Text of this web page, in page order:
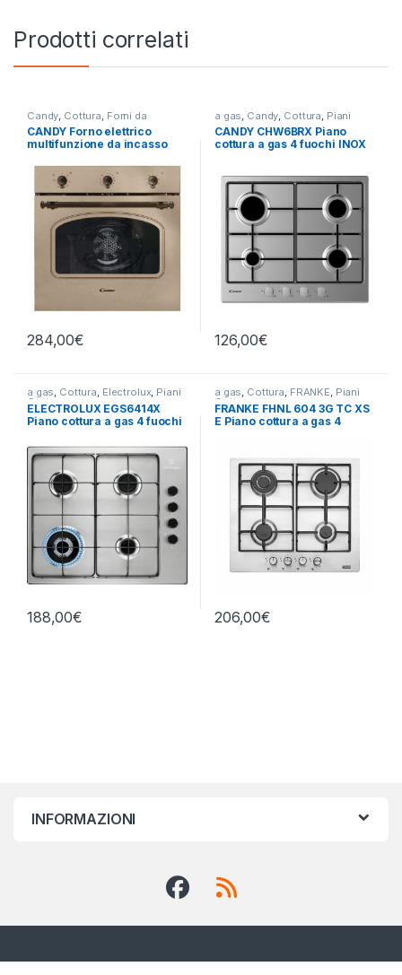
Prodotti correlati
Candy Cottura Forni da
Incasso
CANDY Forno elettrico
multifunzione da incasso
284,00€
a gas Candy Cottura Piani
Cottura
CANDY CHW6BRX Piano
cottura a gas 4 fuochi INOX
126,00€
a gas, Cottura, Electrolux, Piani
Cottura
ELECTROLUX EGS6414X
Piano cottura a gas 4 fuochi
188,00€
a gas, Cottura, FRANKE, Piani
Cottura
FRANKE FHNL 604 3G TC XS
E Piano cottura a gas 4
206,00€
INFORMAZIONI